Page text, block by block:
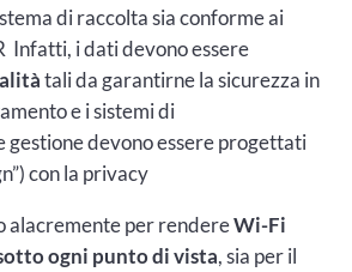
di raccolta sia conforme ai
Infatti, i dati devono essere
tali da garantirne la sicurezza in
e i sistemi di
gestione devono essere progettati
con la privacy
alacremente per rendereWi-Fi
ogni punto di vista, sia per il